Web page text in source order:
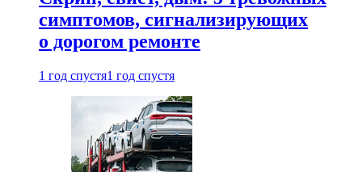
симптомов, сигнализирующих
о дорогом ремонте
1 год спустя1 год спустя